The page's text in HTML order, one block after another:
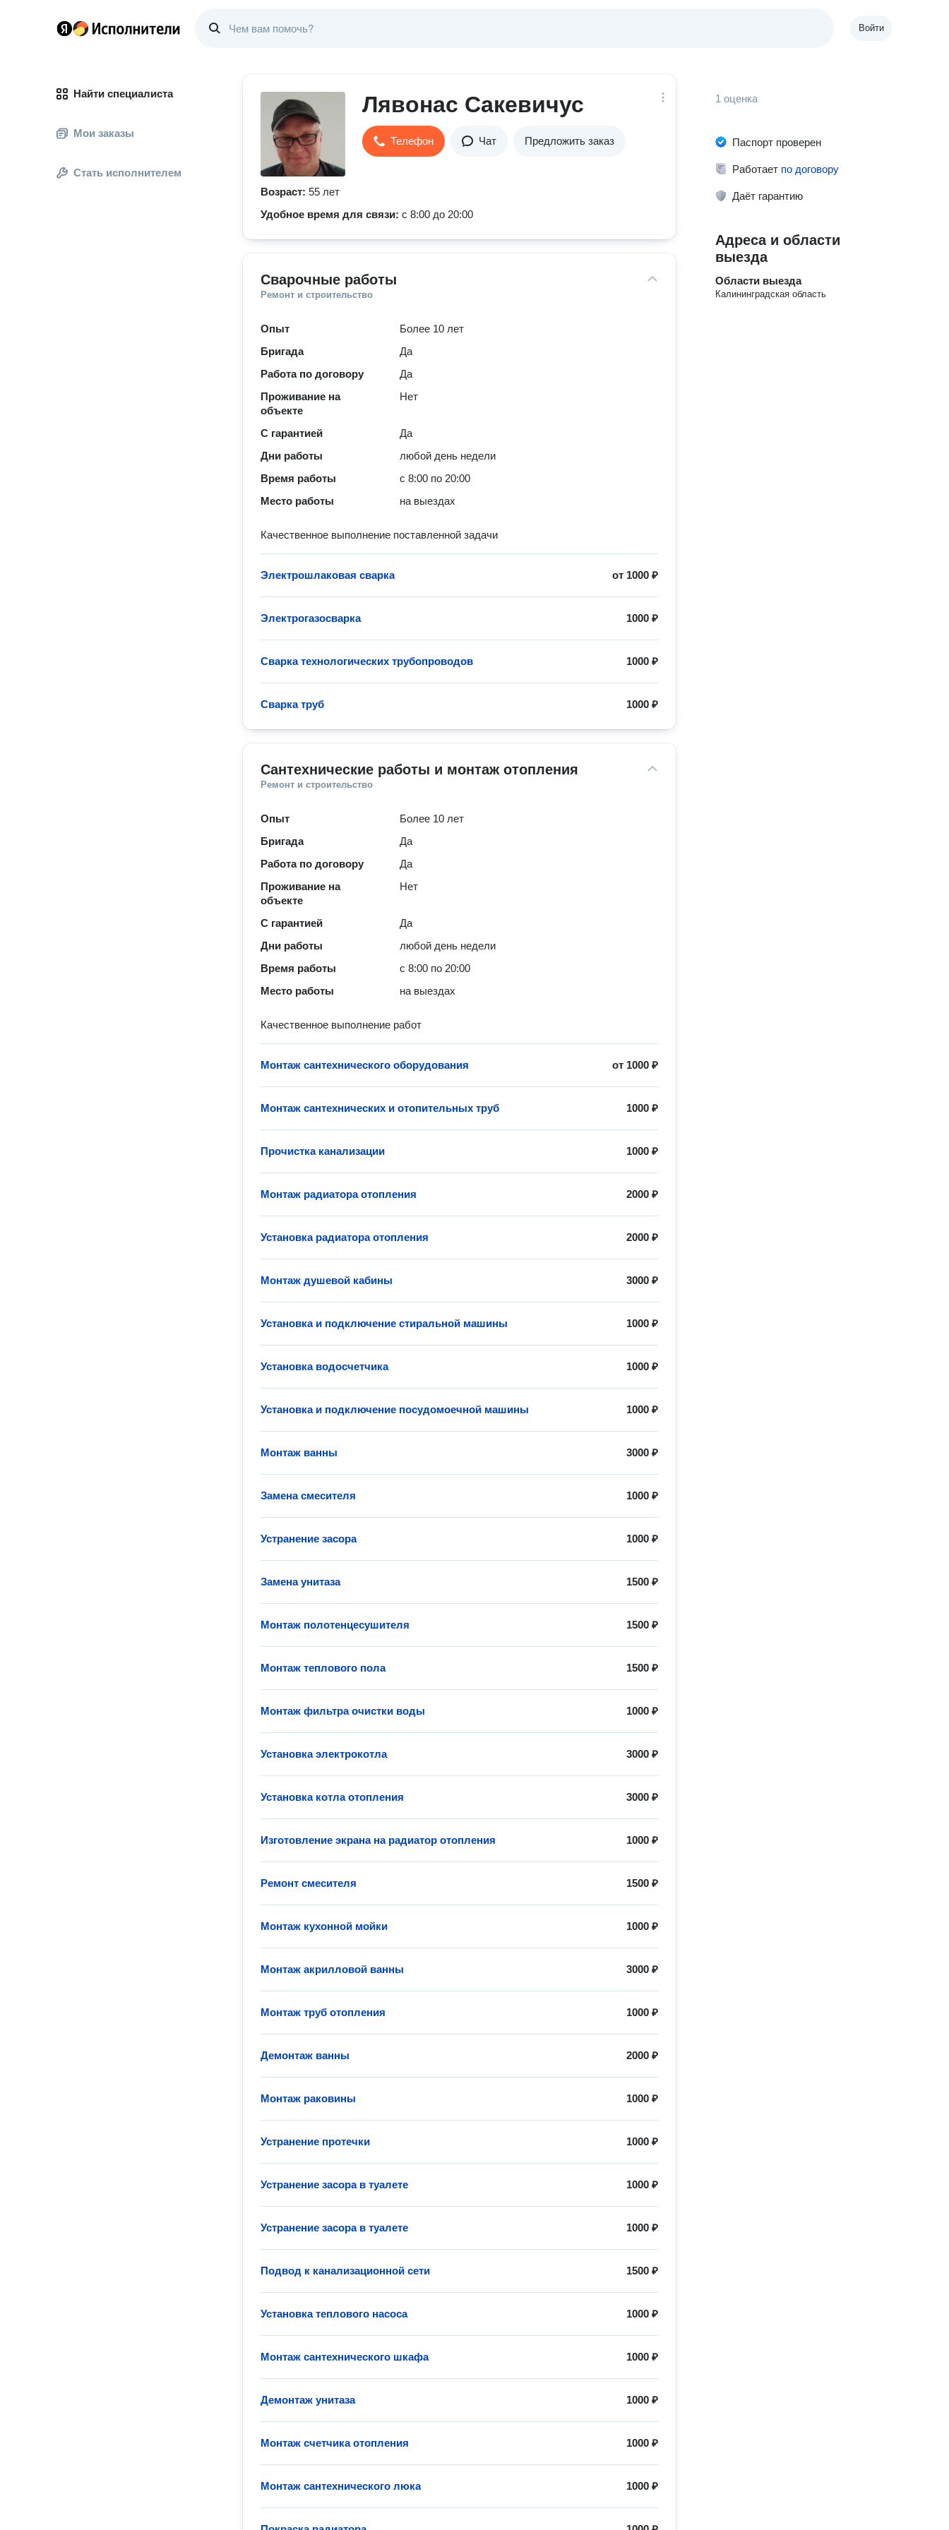
Войти
Найти специалиста
Мои заказы
Стать исполнителем
Лявонас Сакевичус
Телефон Чат Предложить заказ
Возраст: 55 лет
Удобное время для связи: с 8:00 до 20:00
Сварочные работы
Ремонт и строительство
Опыт
Более 10 лет
Бригада
Да
Работа по договору
Да
Проживание на
объекте
Нет
С гарантией
Да
Дни работы
любой день недели
Время работы
с 8:00 по 20:00
Место работы
на выездах
Качественное выполнение поставленной задачи
от 1000 ₽
Электрошлаковая сварка
1000 ₽
Электрогазосварка
1000 ₽
Сварка технологических трубопроводов
1000 ₽
Сварка труб
Сантехнические работы и монтаж отопления
Ремонт и строительство
Опыт
Более 10 лет
Бригада
Да
Работа по договору
Да
Проживание на
объекте
Нет
С гарантией
Да
Дни работы
любой день недели
Время работы
с 8:00 по 20:00
Место работы
на выездах
Качественное выполнение работ
от 1000 ₽
Монтаж сантехнического оборудования
1000 ₽
Монтаж сантехнических и отопительных труб
1000 ₽
Прочистка канализации
2000 ₽
Монтаж радиатора отопления
2000 ₽
Установка радиатора отопления
3000 ₽
Монтаж душевой кабины
1000 ₽
Установка и подключение стиральной машины
1000 ₽
Установка водосчетчика
1000 ₽
Установка и подключение посудомоечной машины
3000 ₽
Монтаж ванны
1000 ₽
Замена смесителя
1000 ₽
Устранение засора
1500 ₽
Замена унитаза
1500 ₽
Монтаж полотенцесушителя
1500 ₽
Монтаж теплового пола
1000 ₽
Монтаж фильтра очистки воды
3000 ₽
Установка электрокотла
3000 ₽
Установка котла отопления
1000 ₽
Изготовление экрана на радиатор отопления
1500 ₽
Ремонт смесителя
1000 ₽
Монтаж кухонной мойки
3000 ₽
Монтаж акрилловой ванны
1000 ₽
Монтаж труб отопления
2000 ₽
Демонтаж ванны
1000 ₽
Монтаж раковины
1000 ₽
Устранение протечки
1000 ₽
Устранение засора в туалете
1000 ₽
Устранение засора в туалете
1500 ₽
Подвод к канализационной сети
1000 ₽
Установка теплового насоса
1000 ₽
Монтаж сантехнического шкафа
1000 ₽
Демонтаж унитаза
1000 ₽
Монтаж счетчика отопления
1000 ₽
Монтаж сантехнического люка
1 оценка
Паспорт проверен
Работает по договору
Даёт гарантию
Адреса и области
выезда
Области выезда
Калининградская область